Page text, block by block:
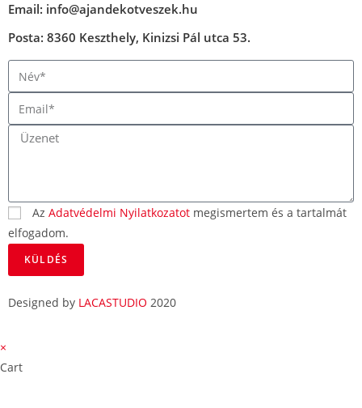
Email: info@ajandekotveszek.hu
Posta: 8360 Keszthely, Kinizsi Pál utca 53.
Az Adatvédelmi Nyilatkozatot megismertem és a tartalmát
elfogadom.
KÜLDÉS
Designed by LACASTUDIO 2020
×
Cart